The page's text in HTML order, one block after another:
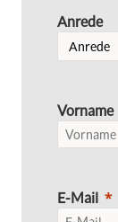
Anrede
Vorname
E-Mail